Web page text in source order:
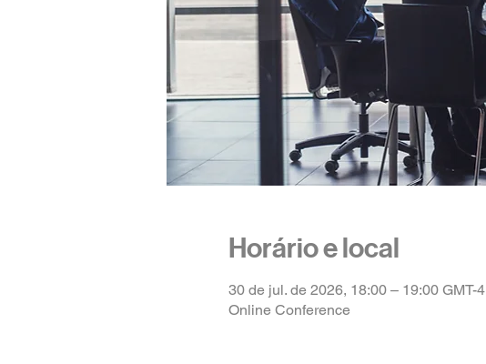
Horário e local
30 de jul. de 2026, 18:00 – 19:00 GMT-4
Online Conference